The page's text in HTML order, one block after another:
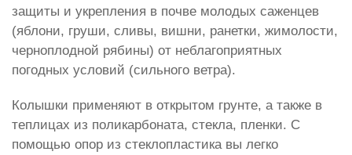
защиты и укрепления в почве молодых саженцев
(яблони, груши, сливы, вишни, ранетки, жимолости,
черноплодной рябины) от неблагоприятных
погодных условий (сильного ветра).
Колышки применяют в открытом грунте, а также в
теплицах из поликарбоната, стекла, пленки. С
помощью опор из стеклопластика вы легко